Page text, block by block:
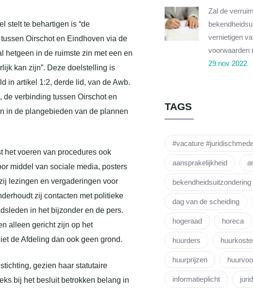
stelt te behartigen is “de
Oirschot en Eindhoven via de
hetgeen in de ruimste zin met een en
kan zijn”. Deze doelstelling is
in artikel 1:2, derde lid, van de Awb.
verbinding tussen Oirschot en
in de plangebieden van de plannen
het voeren van procedures ook
middel van sociale media, posters
lezingen en vergaderingen voor
zij contacten met politieke
in het bijzonder en de pers.
alleen gericht zijn op het
de Afdeling dan ook geen grond.
gezien haar statutaire
bij het besluit betrokken belang in
Zal de
vernietigen
voorwaarden
29 nov 2022
TAGS
#vacature
aansprakelijkheid
bekendheidsuitzondering
dag van de scheiding
hogeraad horeca
huurders
huurprijzen
informatieplicht